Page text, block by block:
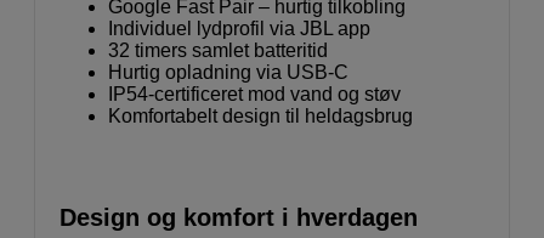
Google Fast Pair – hurtig tilkobling
Individuel lydprofil via JBL app
32 timers samlet batteritid
Hurtig opladning via USB-C
IP54-certificeret mod vand og støv
Komfortabelt design til heldagsbrug
Design og komfort i hverdagen